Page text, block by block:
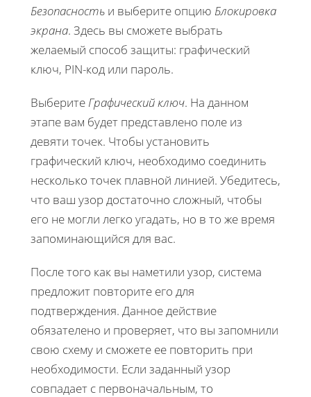
Безопасность и выберите опцию Блокировка
экрана. Здесь вы сможете выбрать
желаемый способ защиты: графический
ключ, PIN-код или пароль.
Выберите Графический ключ. На данном
этапе вам будет представлено поле из
девяти точек. Чтобы установить
графический ключ, необходимо соединить
несколько точек плавной линией. Убедитесь,
что ваш узор достаточно сложный, чтобы
его не могли легко угадать, но в то же время
запоминающийся для вас.
После того как вы наметили узор, система
предложит повторите его для
подтверждения. Данное действие
обязателено и проверяет, что вы запомнили
свою схему и сможете ее повторить при
необходимости. Если заданный узор
совпадает с первоначальным, то